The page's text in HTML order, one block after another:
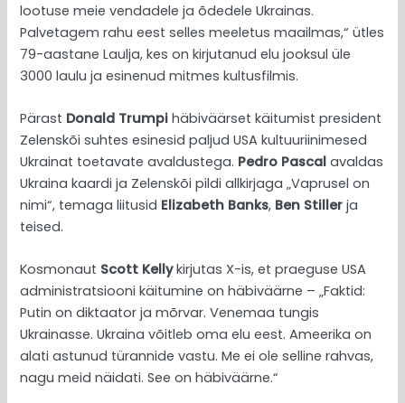
lootuse meie vendadele ja õdedele Ukrainas.
Palvetagem rahu eest selles meeletus maailmas,“ ütles
79-aastane Laulja, kes on kirjutanud elu jooksul üle
3000 laulu ja esinenud mitmes kultusfilmis.
Pärast Donald Trumpi häbiväärset käitumist president
Zelenskõi suhtes esinesid paljud USA kultuuriinimesed
Ukrainat toetavate avaldustega. Pedro Pascal avaldas
Ukraina kaardi ja Zelenskõi pildi allkirjaga „Vaprusel on
nimi“, temaga liitusid Elizabeth Banks, Ben Stiller ja
teised.
Kosmonaut Scott Kellykirjutas X-is, et praeguse USA
administratsiooni käitumine on häbiväärne – „Faktid:
Putin on diktaator ja mõrvar. Venemaa tungis
Ukrainasse. Ukraina võitleb oma elu eest. Ameerika on
alati astunud türannide vastu. Me ei ole selline rahvas,
nagu meid näidati. See on häbiväärne.“